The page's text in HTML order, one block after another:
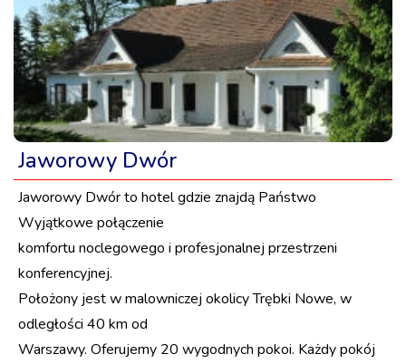
Jaworowy Dwór
Jaworowy Dwór to hotel gdzie znajdą Państwo
Wyjątkowe połączenie
komfortu noclegowego i profesjonalnej przestrzeni
konferencyjnej.
Położony jest w malowniczej okolicy Trębki Nowe, w
odległości 40 km od
Warszawy. Oferujemy 20 wygodnych pokoi. Każdy pokój